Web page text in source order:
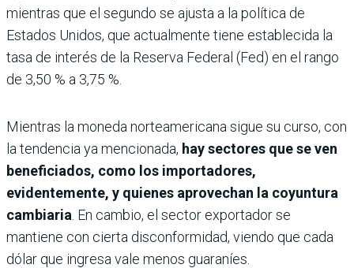
mientras que el segundo se ajusta a la política de
Estados Unidos, que actualmente tiene establecida la
tasa de interés de la Reserva Federal (Fed) en el rango
de 3,50 % a 3,75 %.
Mientras la moneda norteamericana sigue su curso, con
la tendencia ya mencionada, hay sectores que se ven
beneficiados, como los importadores,
evidentemente, y quienes aprovechan la coyuntura
cambiaria . En cambio, el sector exportador se
mantiene con cierta disconformidad, viendo que cada
dólar que ingresa vale menos guaraníes.